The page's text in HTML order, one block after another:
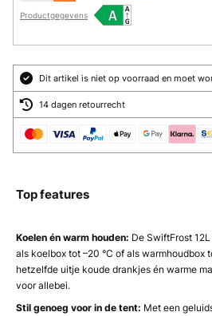
Productgegevens
Dit artikel is niet op voorraad en moet
14 dagen retourrecht
Top features
Koelen én warm houden: De SwiftFrost
als koelbox tot –20 °C of als warmhoudbox
hetzelfde uitje koude drankjes én warme
voor allebei.
Stil genoeg voor in de tent: Met een